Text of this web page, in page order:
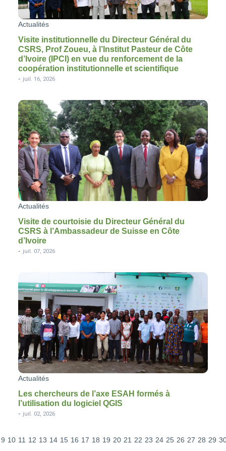
Actualités
Visite institutionnelle du Directeur Général du
CSRS, Prof Zoueu, à l’Institut Pasteur de Côte
d’Ivoire (IPCI) en vue du renforcement de la
coopération institutionnelle et scientifique
- juil. 16, 2026
Actualités
Visite de courtoisie du Directeur Général du
CSRS à l’Ambassadeur de Suisse en Côte
d’Ivoire
- juil. 07, 2026
Actualités
Les chercheurs de l’axe ESAH formés à
l’utilisation du logiciel QGIS
- juil. 02, 2026
9 10 11 12 13 14 15 16 17 18 19 20 21 22 23 24 25 26 27 28 29